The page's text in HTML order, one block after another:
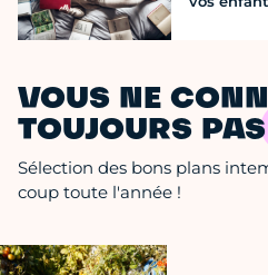
VOUS NE
TOUJOURS
Sélection des bons plans
coup toute l'année !